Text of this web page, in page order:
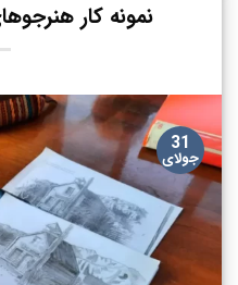
نمونه کار
31
جولای